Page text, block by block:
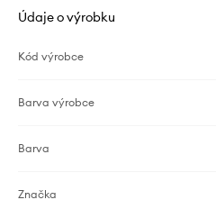
Údaje o výrobku
Kód výrobce
Barva výrobce
Barva
Značka